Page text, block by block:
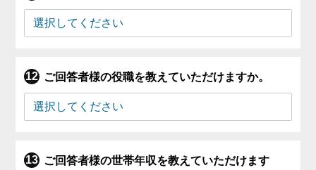
ご回答者様の役職を教えていただけますか。
ご回答者様の世帯年収を教えていただけます